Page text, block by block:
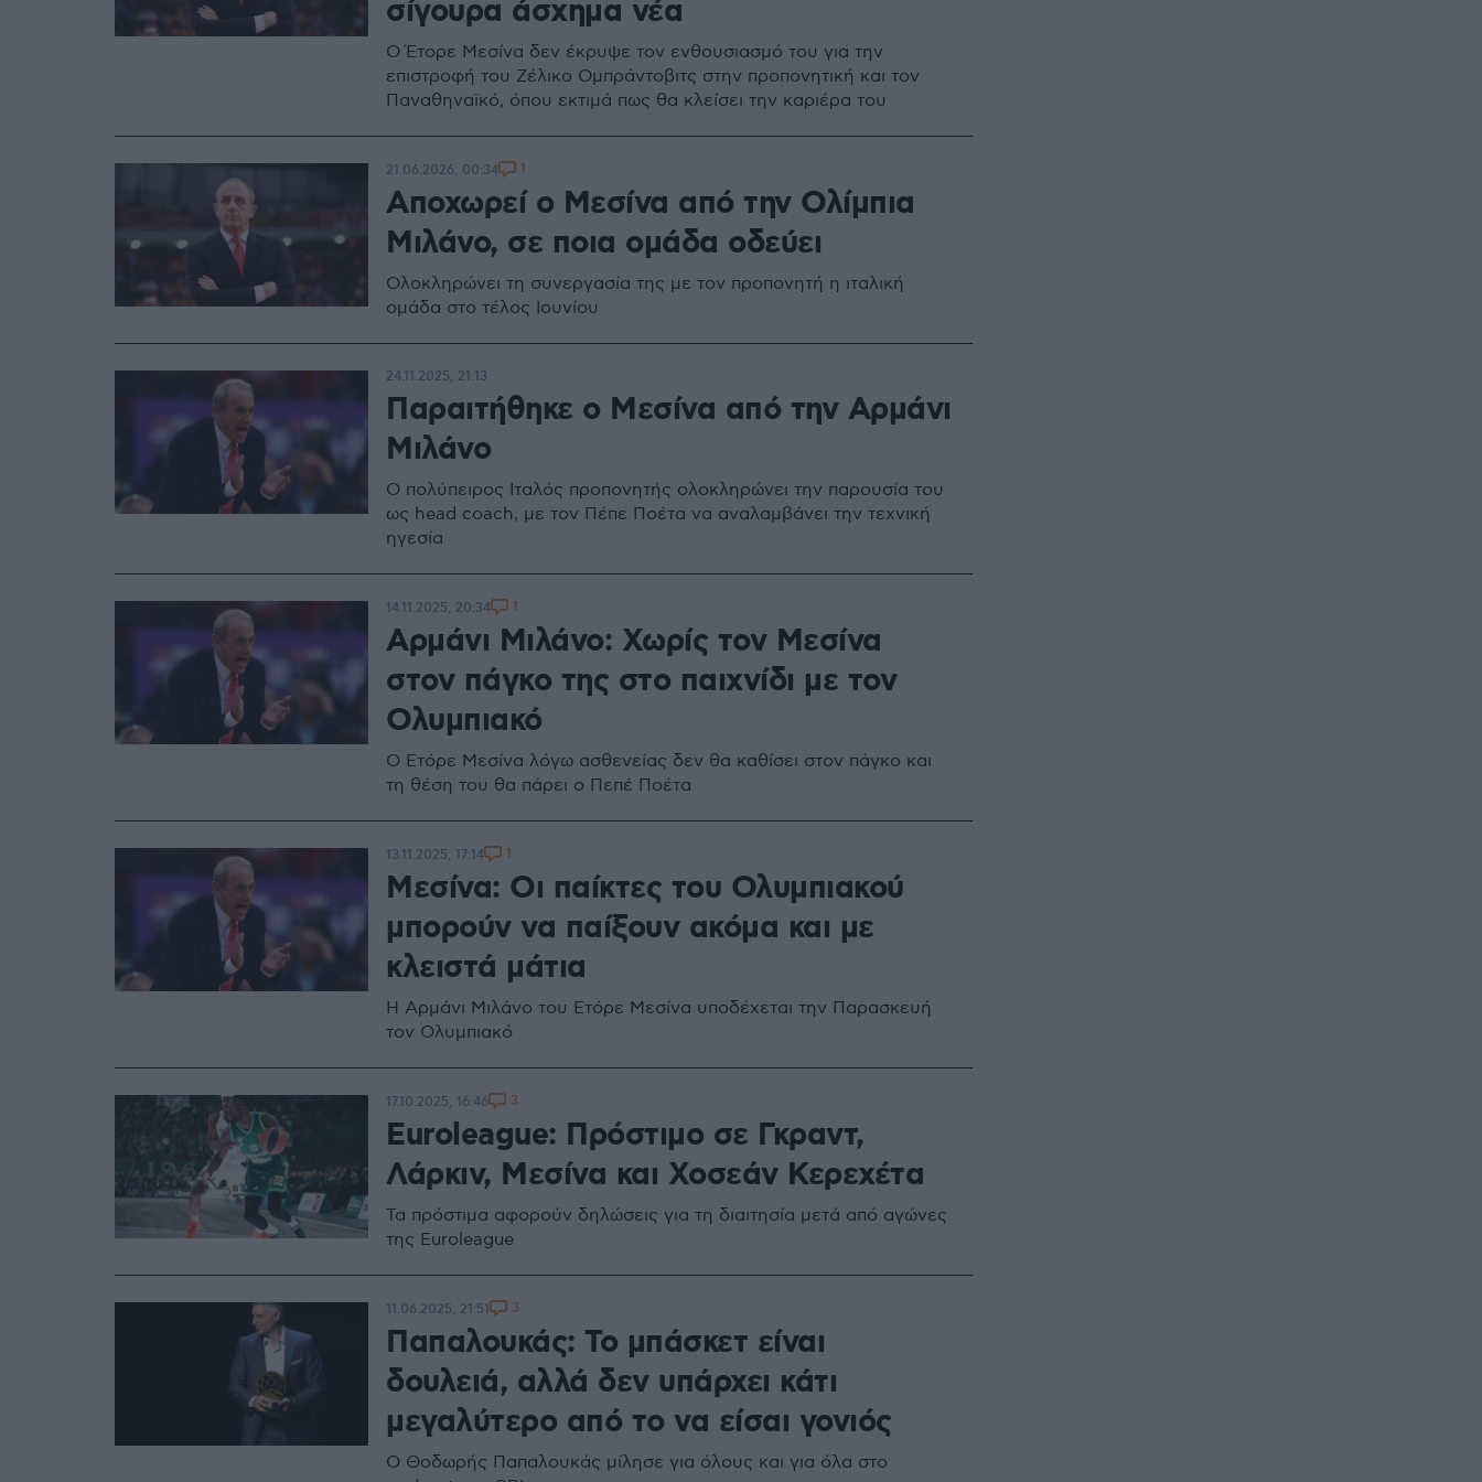
σίγουρα άσχημα νέα
Ο Έτορε Μεσίνα δεν έκρυψε τον ενθουσιασμό του για την
επιστροφή του Ζέλικο Ομπράντοβιτς στην προπονητική και τον
Παναθηναϊκό, όπου εκτιμά πως θα κλείσει την καριέρα του
Αποχωρεί ο Μεσίνα από την Ολίμπια
Μιλάνο, σε ποια ομάδα οδεύει
Ολοκληρώνει τη συνεργασία της με τον προπονητή η ιταλική
ομάδα στο τέλος Ιουνίου
21.06.2026, 00:34 1
Παραιτήθηκε ο Μεσίνα από την Αρμάνι
Μιλάνο
Ο πολύπειρος Ιταλός προπονητής ολοκληρώνει την παρουσία του
ως head coach, με τον Πέπε Ποέτα να αναλαμβάνει την τεχνική
ηγεσία
24.11.2025, 21:13
Αρμάνι Μιλάνο: Χωρίς τον Μεσίνα
στον πάγκο της στο παιχνίδι με τον
Ολυμπιακό
Ο Ετόρε Μεσίνα λόγω ασθενείας δεν θα καθίσει στον πάγκο και
τη θέση του θα πάρει ο Πεπέ Ποέτα
14.11.2025, 20:34 1
Μεσίνα: Οι παίκτες του Ολυμπιακού
μπορούν να παίξουν ακόμα και με
κλειστά μάτια
Η Αρμάνι Μιλάνο του Ετόρε Μεσίνα υποδέχεται την Παρασκευή
τον Ολυμπιακό
13.11.2025, 17:14 1
Euroleague: Πρόστιμο σε Γκραντ,
Λάρκιν, Μεσίνα και Χοσεάν Κερεχέτα
Τα πρόστιμα αφορούν δηλώσεις για τη διαιτησία μετά από αγώνες
της Euroleague
17.10.2025, 16:46 3
Παπαλουκάς: Το μπάσκετ είναι
δουλειά, αλλά δεν υπάρχει κάτι
μεγαλύτερο από το να είσαι γονιός
Ο Θοδωρής Παπαλουκάς μίλησε για όλους και για όλα στο
11.06.2025, 21:51 3